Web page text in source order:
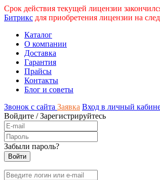
Срок действия текущей лицензии
Битрикс для приобретения лицензии на
Каталог
О компании
Доставка
Гарантия
Прайсы
Контакты
Блог и советы
Звонок с сайта Заявка Вход в личный
Войдите /Зарегистрируйтесь
Забыли пароль?